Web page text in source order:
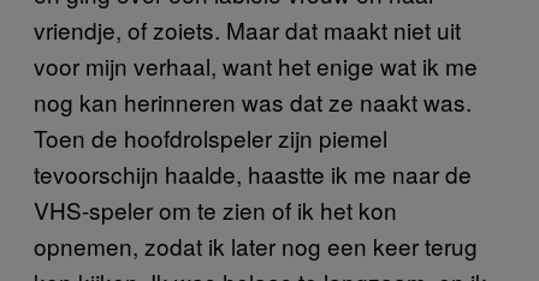
vriendje, of zoiets. Maar dat maakt niet uit
voor mijn verhaal, want het enige wat ik me
nog kan herinneren was dat ze naakt was.
Toen de hoofdrolspeler zijn piemel
tevoorschijn haalde, haastte ik me naar de
VHS-speler om te zien of ik het kon
opnemen, zodat ik later nog een keer terug